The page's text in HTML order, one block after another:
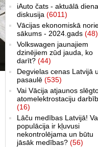
iAuto čats - aktuālā
diskusija (6011)
Vācijas ekonomiskā
sākums - 2024.gads (48)
Volkswagen jaunajiem
dzinējiem zūd jauda, ko
darīt? (44)
Degvielas cenas Latvijā
pasaulē (535)
Vai Vācija atjaunos
atomelektrostaciju
(16)
Lāču medības Latvijā!
populācija ir kļuvusi
nekontrolējama un būtu
jāsāk medības? (56)